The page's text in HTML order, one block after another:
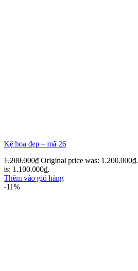
Kệ hoa đẹp – mã 26
1.200.000₫ Original price was: 1.200.000₫.
is: 1.100.000₫.
Thêm vào giỏ hàng
-11%